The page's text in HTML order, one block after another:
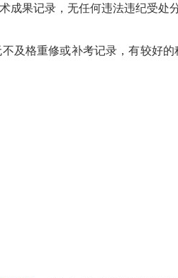
成果记录，无任何违法违纪受处
及格重修或补考记录 ，有较好的